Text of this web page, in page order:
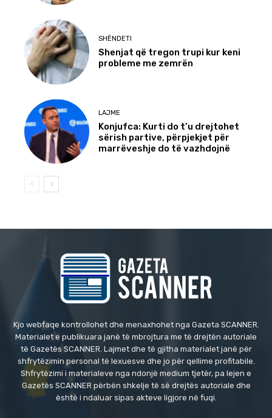
SHËNDETI
Shenjat që tregon trupi kur keni
probleme me zemrën
LAJME
Konjufca: Kurti do t’u drejtohet
sërish partive, përpjekjet për
marrëveshje do të vazhdojnë
Kjo webfaqe kontrollohet dhe menaxhohet nga Gazeta SCANNER.
Materialet e publikuara janë të mbrojtura me të drejtën autoriale
të Gazetës SCANNER. Lajmet dhe të gjitha materialet janë për
shfrytëzimin personal të lexuesve dhe jo për qellime profitabile.
Shfrytëzimi i materialeve nga ndonjë medium tjetër, pa lejen e
Gazetës SCANNER përbën shkelje të së drejtës autoriale dhe
është i ndaluar sipas akteve ligjore në fuqi.